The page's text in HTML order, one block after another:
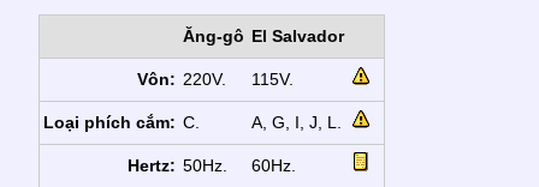
Ăng-gô El Salvador
Vôn: 220V. 115V.
Loại phích cắm: C. A, G, I, J, L.
Hertz: 50Hz. 60Hz.